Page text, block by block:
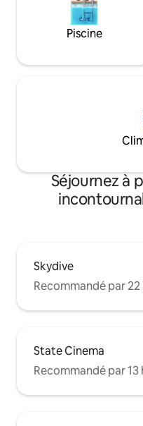
Piscine
Séjournez à
Skydive
Recommandé par
State Cinema
Recommandé par